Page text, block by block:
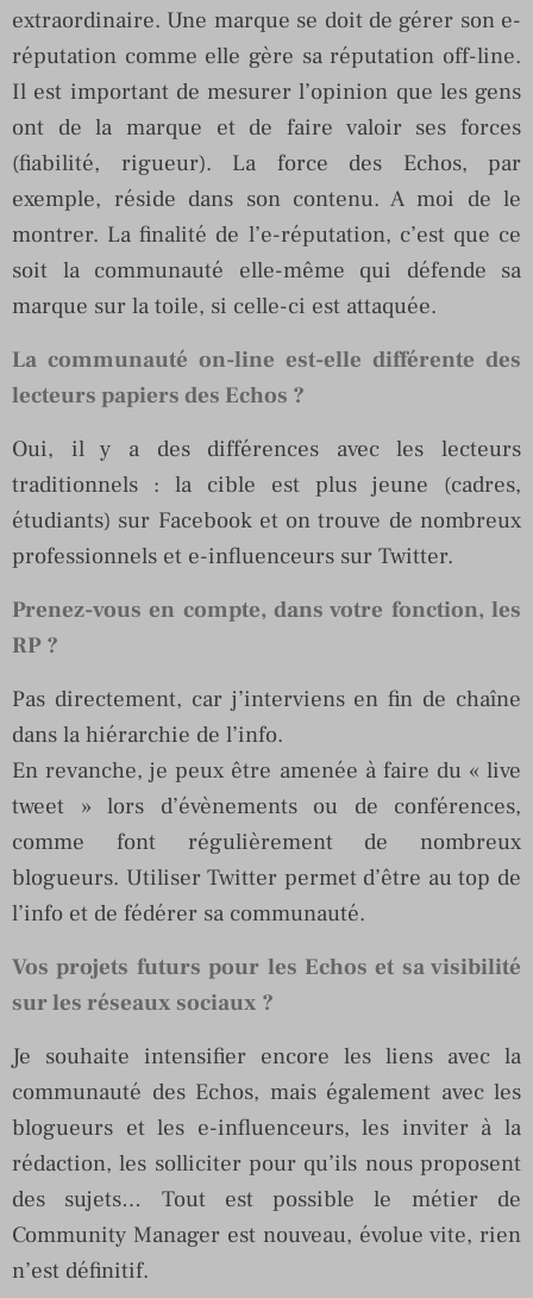
extraordinaire. Une marque se doit de gérer son e-
réputation comme elle gère sa réputation off-line.
Il est important de mesurer l’opinion que les gens
ont de la marque et de faire valoir ses forces
(fiabilité, rigueur). La force des Echos, par
exemple, réside dans son contenu. A moi de le
montrer. La finalité de l’e-réputation, c’est que ce
soit la communauté elle-même qui défende sa
marque sur la toile, si celle-ci est attaquée.
La communauté on-line est-elle différente des
lecteurs papiers des Echos ?
Oui, il y a des différences avec les lecteurs
traditionnels : la cible est plus jeune (cadres,
étudiants) sur Facebook et on trouve de nombreux
professionnels et e-influenceurs sur Twitter.
Prenez-vous en compte, dans votre fonction, les
RP ?
Pas directement, car j’interviens en fin de chaîne
dans la hiérarchie de l’info.
En revanche, je peux être amenée à faire du « live
tweet » lors d’évènements ou de conférences,
comme font régulièrement de nombreux
blogueurs. Utiliser Twitter permet d’être au top de
l’info et de fédérer sa communauté.
Vos projets futurs pour les Echos et sa visibilité
sur les réseaux sociaux ?
Je souhaite intensifier encore les liens avec la
communauté des Echos, mais également avec les
blogueurs et les e-influenceurs, les inviter à la
rédaction, les solliciter pour qu’ils nous proposent
des sujets… Tout est possible le métier de
Community Manager est nouveau, évolue vite, rien
n’est définitif.